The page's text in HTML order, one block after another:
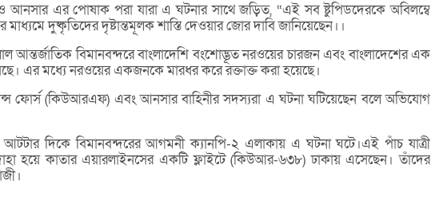
এর পোষাক পরা যারা এ ঘটনার সাথে জড়িত, “এই সব ষ্টুপিডদেরকে অবিলম্বে
দুষ্কৃতিদের দৃষ্টান্তমূলক শাস্তি দেওয়ার জোর দাবি জানিয়েছেন।।
আন্তর্জাতিক বিমানবন্দরে বাংলাদেশি বংশোদ্ভূত নরওয়ের চারজন এবং বাংলাদেশের এক
এর মধ্যে নরওয়ের একজনকে মারধর করে রক্তাক্ত করা হয়েছে।
ফোর্স (কিউআরএফ) এবং আনসার বাহিনীর সদস্যরা এ ঘটনা ঘটিয়েছেন বলে অভিযোগ
দিকে বিমানবন্দরের আগমনী ক্যানপি-২ এলাকায় এ ঘটনা ঘটে।এই পাঁচ যাত্রী
হয়ে কাতার এয়ারলাইনসের একটি ফ্লাইটে (কিউআর-৬৩৮) ঢাকায় এসেছেন। তাঁদের